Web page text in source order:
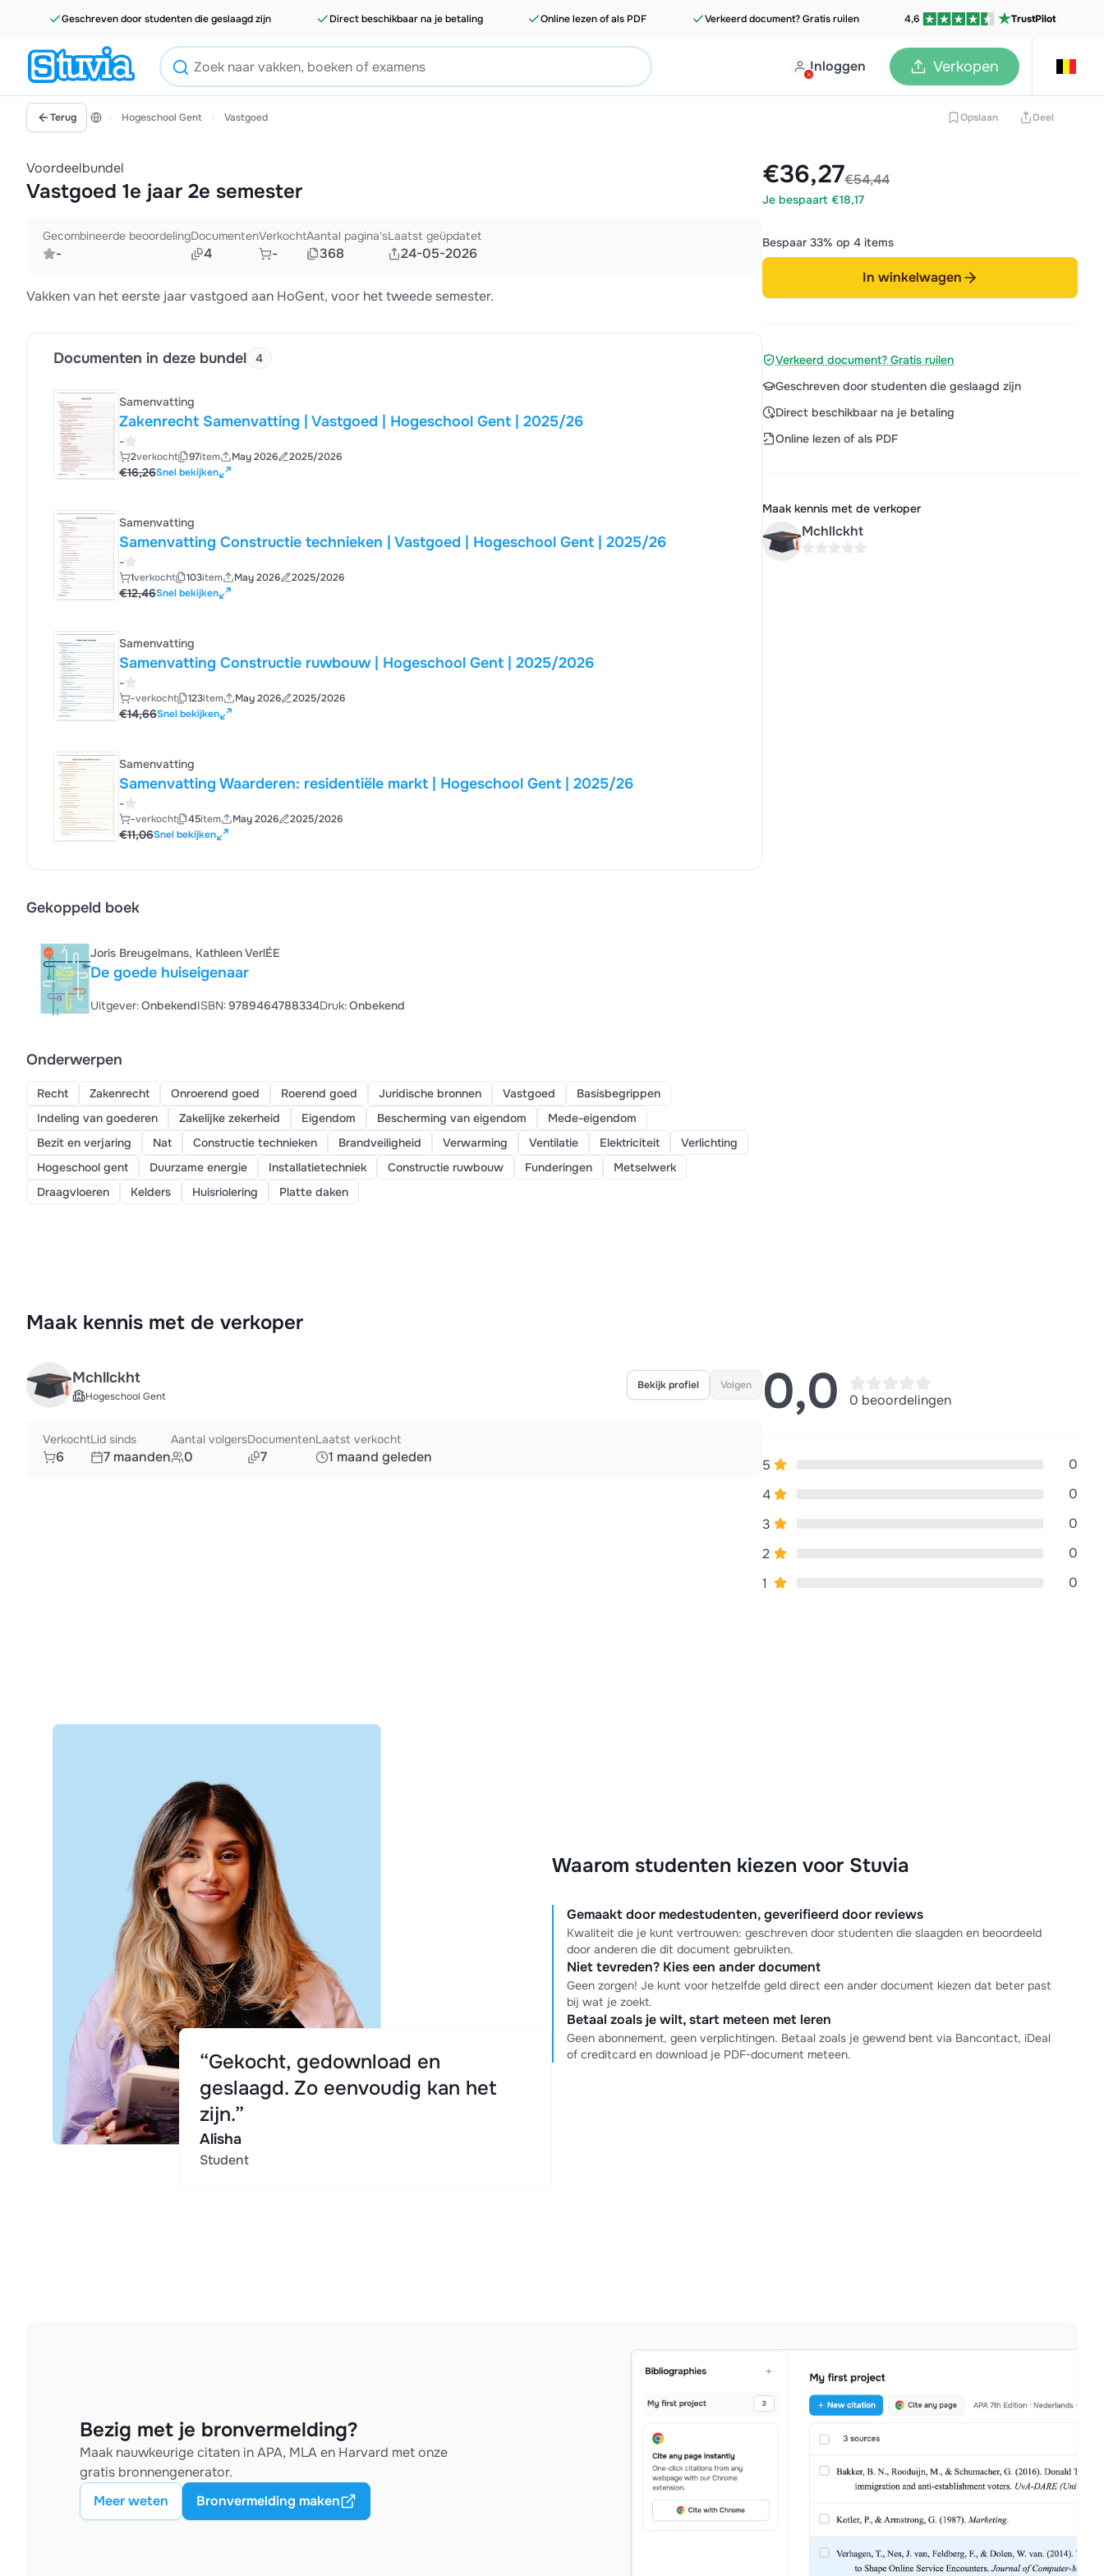
Geschreven door studenten die geslaagd zijn Direct beschikbaar na je betaling Online lezen of als PDF Verkeerd document? Gratis ruilen 4,6 TrustPilot
Inloggen Verkopen
Terug Hogeschool Gent Vastgoed Opslaan Deel
Voordeelbundel
Vastgoed 1e jaar 2e semester
Gecombineerde beoordeling
-
Documenten
4
Verkocht
-
Aantal pagina's
368
Laatst geüpdatet
24-05-2026
Vakken van het eerste jaar vastgoed aan HoGent, voor het tweede semester.
Documenten in deze bundel 4
Samenvatting
Zakenrecht Samenvatting | Vastgoed | Hogeschool Gent | 2025/26
-
2verkocht 97item May 2026 2025/2026
€16,26Snel bekijken
Samenvatting
Samenvatting Constructie technieken | Vastgoed | Hogeschool Gent | 2025/26
-
1verkocht 103item May 2026 2025/2026
€12,46Snel bekijken
Samenvatting
Samenvatting Constructie ruwbouw | Hogeschool Gent | 2025/2026
-
-verkocht 123item May 2026 2025/2026
€14,66Snel bekijken
Samenvatting
Samenvatting Waarderen: residentiële markt | Hogeschool Gent | 2025/26
-
-verkocht 45item May 2026 2025/2026
€11,06Snel bekijken
Gekoppeld boek
Joris Breugelmans, Kathleen VerlÉE
De goede huiseigenaar
Uitgever:OnbekendISBN:9789464788334Druk:Onbekend
Onderwerpen
Recht Zakenrecht Onroerend goed Roerend goed Juridische bronnen Vastgoed
Basisbegrippen
Indeling van goederen
Zakelijke zekerheid Eigendom Bescherming van eigendom
Mede-eigendom
Bezit en verjaring
Nat Constructie technieken Brandveiligheid Verwarming Ventilatie Elektriciteit
Verlichting
Hogeschool gent
Duurzame energie Installatietechniek Constructie ruwbouw Funderingen
Metselwerk
Draagvloeren
Kelders Huisriolering Platte daken
€36,27€54,44
Je bespaart €18,17
Bespaar 33% op 4 items
In winkelwagen
Verkeerd document? Gratis ruilen
Geschreven door studenten die geslaagd zijn
Direct beschikbaar na je betaling
Online lezen of als PDF
Maak kennis met de verkoper
Mchllckht
Maak kennis met de verkoper
Mchllckht
Hogeschool Gent
Bekijk profiel Volgen
Verkocht
6
Lid sinds
7 maanden
Aantal volgers
0
Documenten
7
Laatst verkocht
1 maand geleden
0,0 0 beoordelingen
5
0
4
0
3
0
2
0
1
0
Waarom studenten kiezen voor Stuvia
Gemaakt door medestudenten, geverifieerd door reviews
Kwaliteit die je kunt vertrouwen: geschreven door studenten die slaagden en beoordeeld
door anderen die dit document gebruikten.
Niet tevreden? Kies een ander document
Geen zorgen! Je kunt voor hetzelfde geld direct een ander document kiezen dat beter past
bij wat je zoekt.
Betaal zoals je wilt, start meteen met leren
Geen abonnement, geen verplichtingen. Betaal zoals je gewend bent via Bancontact, iDeal
of creditcard en download je PDF-document meteen.
“Gekocht, gedownload en
geslaagd. Zo eenvoudig kan het
zijn.”
Alisha
Student
Bezig met je bronvermelding?
Maak nauwkeurige citaten in APA, MLA en Harvard met onze
gratis bronnengenerator.
Meer weten
Bronvermelding maken